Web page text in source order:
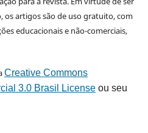
os artigos são de uso gratuito, com
educacionais e não-comerciais,
Creative Commons
3.0 Brasil Licenseou seu